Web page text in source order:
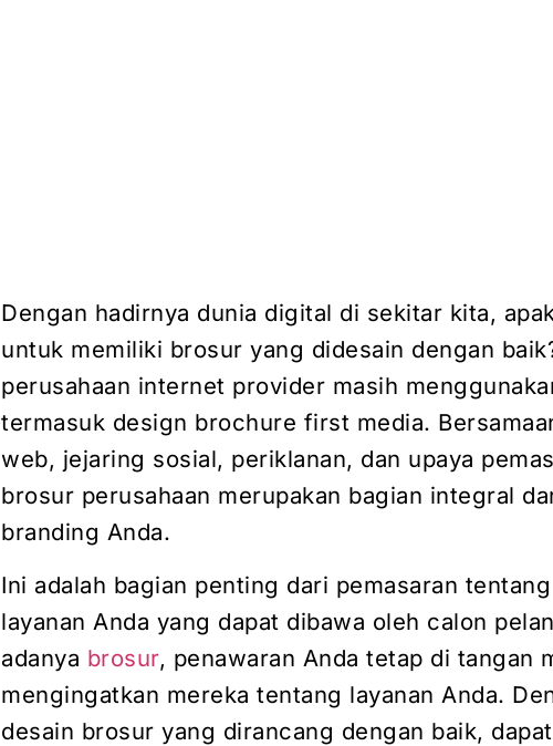
Dengan hadirnya dunia digital di sekitar kita,
untuk memiliki brosur yang didesain dengan
perusahaan internet provider masih
termasuk design brochure first media.
web, jejaring sosial, periklanan, dan upaya
brosur perusahaan merupakan bagian integral
branding Anda.
Ini adalah bagian penting dari pemasaran
layanan Anda yang dapat dibawa oleh calon
adanya brosur, penawaran Anda tetap di tangan
mengingatkan mereka tentang layanan Anda.
desain brosur yang dirancang dengan baik,